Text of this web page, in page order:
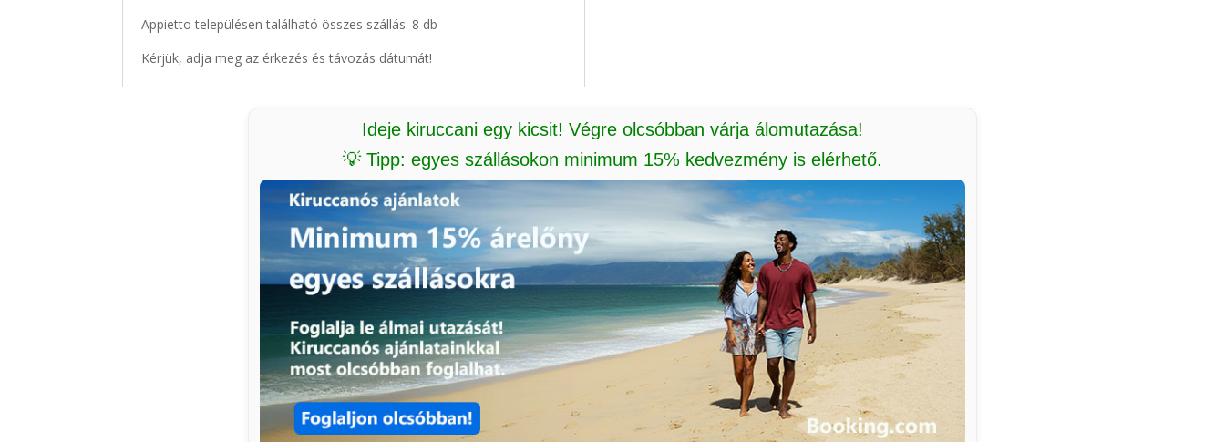
Appietto településen található összes szállás: 8 db
Kérjük, adja meg az érkezés és távozás dátumát!
Ideje kiruccani egy kicsit! Végre olcsóbban várja álomutazása!
💡 Tipp: egyes szállásokon minimum 15% kedvezmény is elérhető.